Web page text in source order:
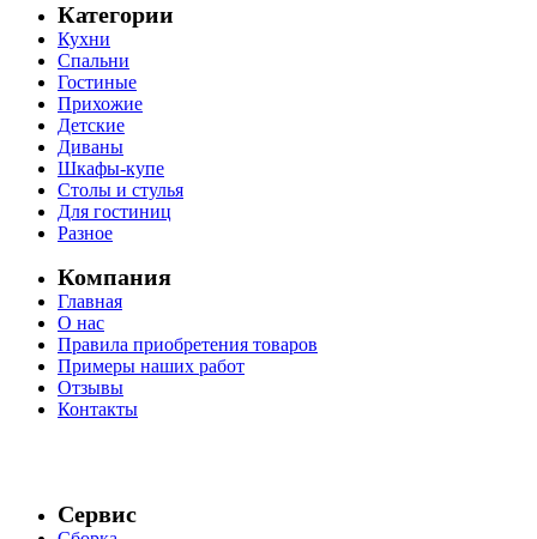
Категории
Кухни
Спальни
Гостиные
Прихожие
Детские
Диваны
Шкафы-купе
Столы и стулья
Для гостиниц
Разное
Компания
Главная
О нас
Правила приобретения товаров
Примеры наших работ
Отзывы
Контакты
Сервис